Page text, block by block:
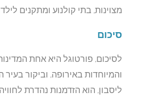
מצוינות, בתי קולנוע ומתקנים לילדים.
סיכום
לסיכום, פורטוגל היא אחת המדינות
והמיוחדות באירופה, וביקור בעיר
ליסבון, הוא הזדמנות נהדרת לחוויה